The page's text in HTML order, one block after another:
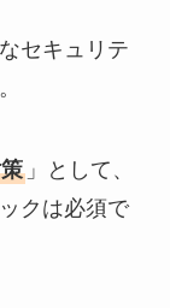
セキュリテ
」として、
クは必須で